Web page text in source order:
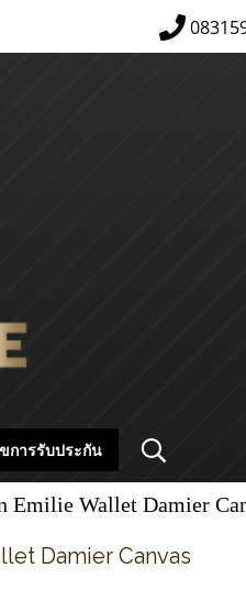
การรับประกัน
Emilie Wallet Damier
Damier Canvas